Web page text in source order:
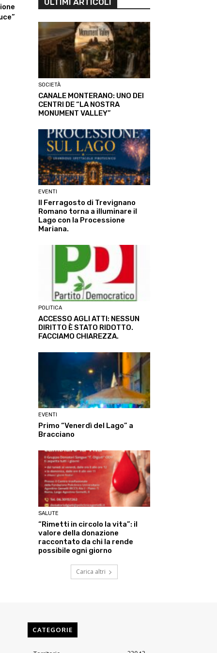
ULTIMI ARTICOLI
SOCIETÀ
CANALE MONTERANO: UNO DEI
CENTRI DE “LA NOSTRA
MONUMENT VALLEY”
EVENTI
Il Ferragosto di Trevignano
Romano torna a illuminare il
Lago con la Processione
Mariana.
POLITICA
ACCESSO AGLI ATTI: NESSUN
DIRITTO È STATO RIDOTTO.
FACCIAMO CHIAREZZA.
EVENTI
Primo “Venerdì del Lago” a
Bracciano
SALUTE
“Rimetti in circolo la vita”: il
valore della donazione
raccontato da chi la rende
possibile ogni giorno
Carica altri
CATEGORIE